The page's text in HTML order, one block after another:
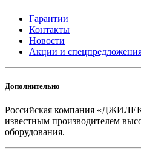
Гарантии
Контакты
Новости
Акции и
Дополнительно
Российская компания
известным производителем
оборудования.